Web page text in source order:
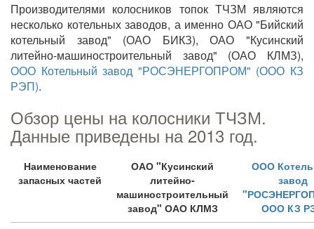
Производителями колосников топок ТЧЗМ являются
несколько котельных заводов, а именно ОАО "Бийский
котельный завод" (ОАО БИКЗ), ОАО "Кусинский
литейно-машиностроительный завод" (ОАО КЛМЗ),
ООО Котельный завод "РОСЭНЕРГОПРОМ" (ООО КЗ
РЭП).
Обзор цены на колосники ТЧЗМ.
Данные приведены на 2013 год.
Наименование
запасных частей
ОАО "Кусинский
литейно-
машиностроительный
завод" ОАО КЛМЗ
ООО
завод
ООО КЗ